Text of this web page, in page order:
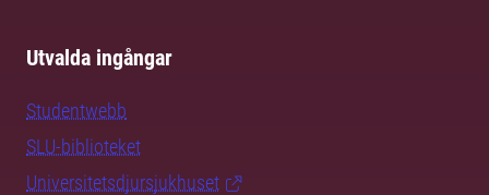
Utvalda ingångar
Studentwebb
SLU-biblioteket
Universitetsdjursjukhuset